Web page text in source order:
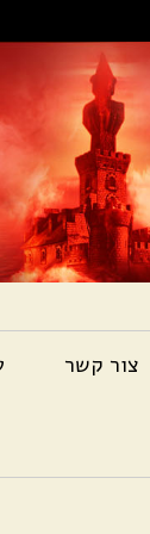
צור קשר